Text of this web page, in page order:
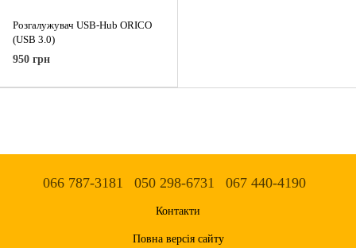
Розгалужувач USB-Hub ORICO
(USB 3.0)
950 грн
066 787-3181 050 298-6731 067 440-4190
Контакти
Повна версія сайту